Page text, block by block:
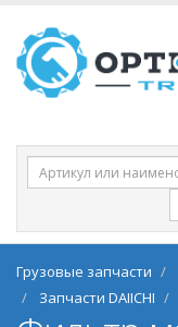
Грузовые запчасти
Запчасти DAIICHI